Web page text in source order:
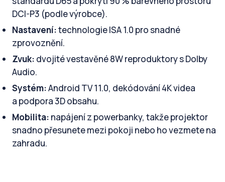
DCI-P3 (podle výrobce).
Nastavení:technologie ISA 1.0 pro snadné
zprovoznění.
Zvuk: dvojité vestavěné 8W reproduktory s Dolby
Audio.
Systém:Android TV 11.0, dekódování 4K videa
a podpora 3D obsahu.
Mobilita: napájení z powerbanky, takže projektor
snadno přesunete mezi pokoji nebo ho vezmete na
zahradu.